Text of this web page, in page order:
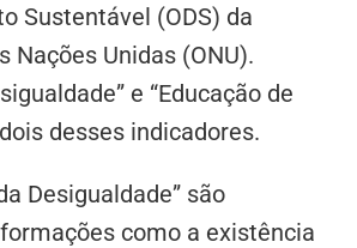
Sustentável (ODS) da
Nações Unidas (ONU).
e “Educação de
desses indicadores.
Desigualdade” são
como a existência